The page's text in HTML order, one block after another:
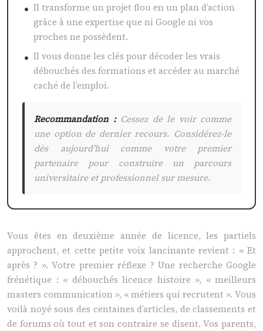
Il transforme un projet flou en un plan d’action
grâce à une expertise que ni Google ni vos
proches ne possèdent.
Il vous donne les clés pour décoder les vrais
débouchés des formations et accéder au marché
caché de l’emploi.
Recommandation :Cessez de le voir comme
une option de dernier recours. Considérez-le
dès aujourd’hui comme votre premier
partenaire pour construire un parcours
universitaire et professionnel sur mesure.
Vous êtes en deuxième année de licence, les partiels
approchent, et cette petite voix lancinante revient : « Et
après ? ». Votre premier réflexe ? Une recherche Google
frénétique : « débouchés licence histoire », « meilleurs
masters communication », « métiers qui recrutent ». Vous
voilà noyé sous des centaines d’articles, de classements et
de forums où tout et son contraire se disent. Vos parents,